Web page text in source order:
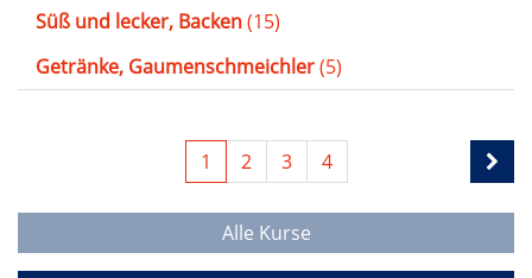
Süß und lecker, Backen(15)
Getränke, Gaumenschmeichler(5)
1 2 3 4
Alle Kurse